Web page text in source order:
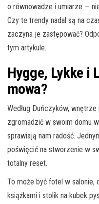
o równowadze i umiarze —
Czy te trendy nadal są na
zaczyna je zastępować?
tym artykule.
Hygge, Lykke i
mowa?
Według Duńczyków,
zgromadzić w swoim domu
sprawiają nam radość.
poświęcić na stworzenie w
totalny reset.
To może być fotel w salonie,
książkami i stolik na kubek